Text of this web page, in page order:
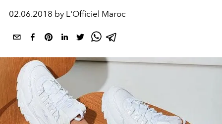
02.06.2018 by L'Officiel Maroc